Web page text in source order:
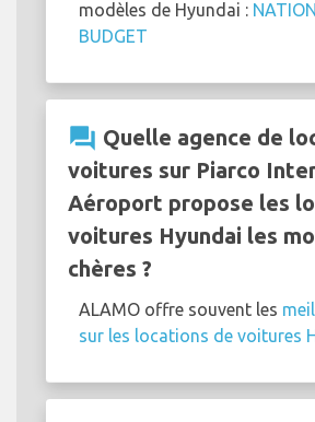
modèles de Hyundai :
BUDGET
question_answer Quelle agence de
voitures sur Piarco
Aéroport propose les
voitures Hyundai les
chères ?
ALAMO offre souvent les
sur les locations de voitures